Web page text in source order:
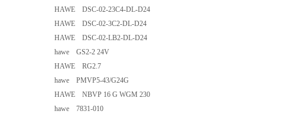
HAWE DSC-02-23C4-DL-D24
HAWE DSC-02-3C2-DL-D24
HAWE DSC-02-LB2-DL-D24
hawe GS2-2 24V
HAWE RG2.7
hawe PMVP5-43/G24G
HAWE NBVP 16 G WGM 230
hawe 7831-010